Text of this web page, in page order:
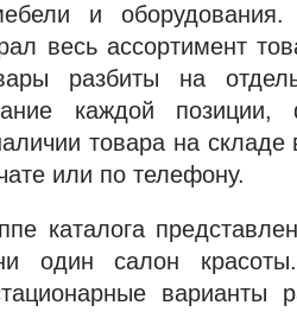
и
весь ассортимент
разбиты на
каждой
товара на складе
или по телефону.
каталога
один салон
варианты